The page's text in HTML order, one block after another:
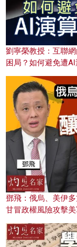
劉寧榮教授：互聯
困局？如何避免遭
鄧飛：俄烏、美伊
甘冒政權風險攻擊